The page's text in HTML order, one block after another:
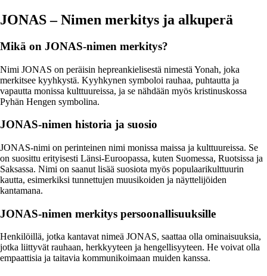
JONAS – Nimen merkitys ja alkuperä
Mikä on JONAS-nimen merkitys?
Nimi JONAS on peräisin hepreankielisestä nimestä Yonah, joka
merkitsee kyyhkystä. Kyyhkynen symboloi rauhaa, puhtautta ja
vapautta monissa kulttuureissa, ja se nähdään myös kristinuskossa
Pyhän Hengen symbolina.
JONAS-nimen historia ja suosio
JONAS-nimi on perinteinen nimi monissa maissa ja kulttuureissa. Se
on suosittu erityisesti Länsi-Euroopassa, kuten Suomessa, Ruotsissa ja
Saksassa. Nimi on saanut lisää suosiota myös populaarikulttuurin
kautta, esimerkiksi tunnettujen muusikoiden ja näyttelijöiden
kantamana.
JONAS-nimen merkitys persoonallisuuksille
Henkilöillä, jotka kantavat nimeä JONAS, saattaa olla ominaisuuksia,
jotka liittyvät rauhaan, herkkyyteen ja hengellisyyteen. He voivat olla
empaattisia ja taitavia kommunikoimaan muiden kanssa.